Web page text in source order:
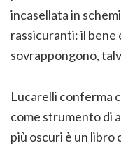
incasellata in
rassicuranti: il bene
sovrappongono,
Lucarelli conferma
come strumento di
più oscuri è un libro